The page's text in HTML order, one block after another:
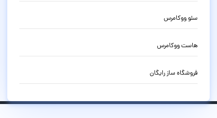
سئو ووکامرس
هاست ووکامرس
فروشگاه ساز رایگان